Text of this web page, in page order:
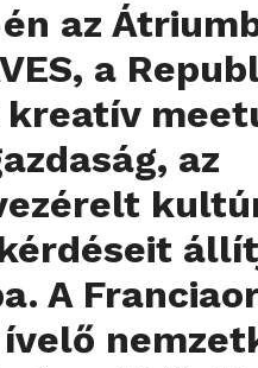
az
a
kreatív
az
A